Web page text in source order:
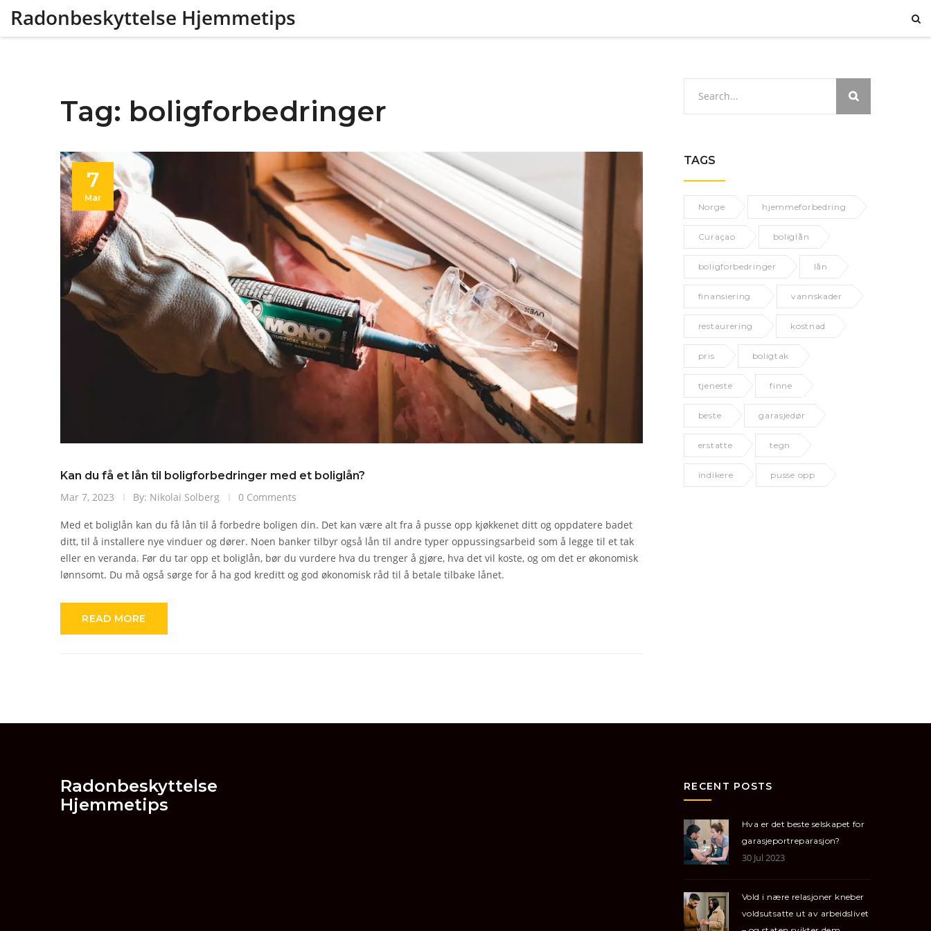
Radonbeskyttelse Hjemmetips
Tag: boligforbedringer
7
Mar
Kan du få et lån til boligforbedringer med et boliglån?
Mar 7, 2023
By: Nikolai Solberg 0 Comments
Med et boliglån kan du få lån til å forbedre boligen din. Det kan være alt fra å pusse opp kjøkkenet ditt og oppdatere badet
ditt, til å installere nye vinduer og dører. Noen banker tilbyr også lån til andre typer oppussingsarbeid som å legge til et tak
eller en veranda. Før du tar opp et boliglån, bør du vurdere hva du trenger å gjøre, hva det vil koste, og om det er økonomisk
lønnsomt. Du må også sørge for å ha god kreditt og god økonomisk råd til å betale tilbake lånet.
READ MORE
TAGS
Norge hjemmeforbedring
Curaçao boliglån
boligforbedringer lån
finansiering. vannskader
restaurering kostnad
pris boligtak
tjeneste finne
beste garasjedør
erstatte tegn
indikere pusse opp
Radonbeskyttelse
Hjemmetips
RECENT POSTS
Hva er det beste selskapet for
garasjeportreparasjon?
30 Jul 2023
Vold i nære relasjoner kneber
voldsutsatte ut av arbeidslivet